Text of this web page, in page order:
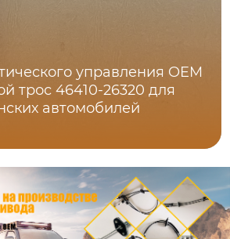
управления OEM
трос 46410-26320 для
автомобилей